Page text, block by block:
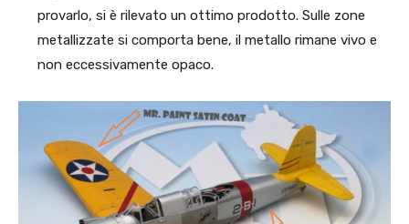
provarlo, si è rilevato un ottimo prodotto. Sulle zone
metallizzate si comporta bene, il metallo rimane vivo e
non eccessivamente opaco.